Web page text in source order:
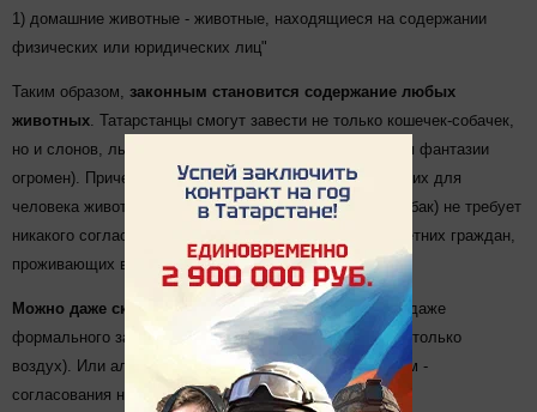
1) домашние животные - животные, находящиеся на содержании
физических или юридических лиц"
Таким образом, законным становится содержание любых
животных. Татарстанцы смогут завести не только кошечек-собачек,
но и слонов, львов, жирафов, орангутангов (полет для фантазии
огромен). Причем содержание таких довольно пугающих для
человека животных (в отличие от крайне "опасных" собак) не требует
никакого согласования с большинством совершеннолетних граждан,
проживающих в одном подъезде с животным.
Можно даже скунса завести
- и пропал подъезд (тут даже
формального засорения территории нет, а засоряется только
воздух). Или аллигатора в компании с коброй и удавом -
согласования не требуется!